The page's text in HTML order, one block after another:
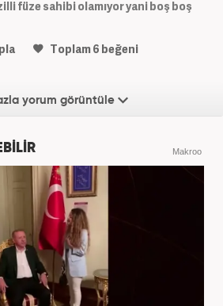
füze sahibi olamıyor yani boş boş
Toplam6 beğeni
yorum görüntüle
Makroo